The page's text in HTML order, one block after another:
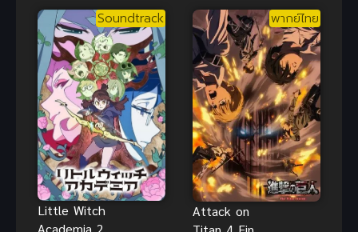
ธรรมชาติ
ภาค 1
Soundtrack
Little Witch
พากย์ไทย
Attack on